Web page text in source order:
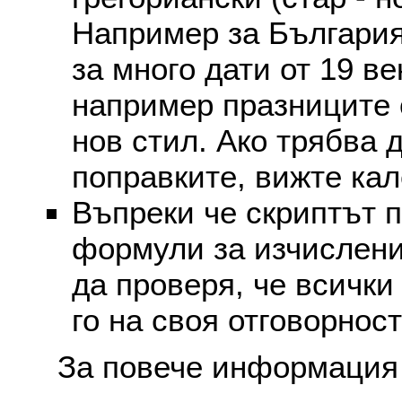
Например за
за много дати от 19
например празниците
нов стил. Ако трябва
поправките, вижте
Въпреки че скриптът
формули за
да проверя, че
го на своя
За повече информация